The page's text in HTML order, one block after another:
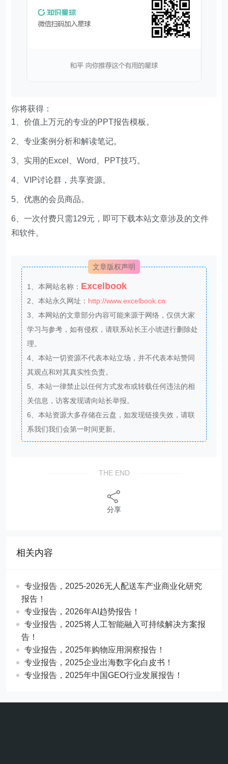
你将获得：
1、价值上万元的专业的PPT报告模板。
2、专业案例分析和解读笔记。
3、实用的Excel、Word、PPT技巧。
4、VIP讨论群，共享资源。
5、优惠的会员商品。
6、一次付费只需129元，即可下载本站文章涉及的文件
和软件。
文章版权声明
1、本网站名称： Excelbook
2、本站永久网址： http://www.excelbook.cn
3、本网站的文章部分内容可能来源于网络，仅供大家
学习与参考，如有侵权，请联系站长王小琥进行删除处
理。
4、本站一切资源不代表本站立场，并不代表本站赞同
其观点和对其真实性负责。
5、本站一律禁止以任何方式发布或转载任何违法的相
关信息，访客发现请向站长举报。
6、本站资源大多存储在云盘，如发现链接失效，请联
系我们我们会第一时间更新。
THE END
分享
相关内容
专业报告，2025-2026无人配送车产业商业化研究
报告！
专业报告，2026年AI趋势报告！
​​专业报告，2025将人工智能融入可持续解决方案报
告！
专业报告，2025年购物应用洞察报告！
专业报告，2025企业出海数字化白皮书！
专业报告，2025年中国GEO行业发展报告！